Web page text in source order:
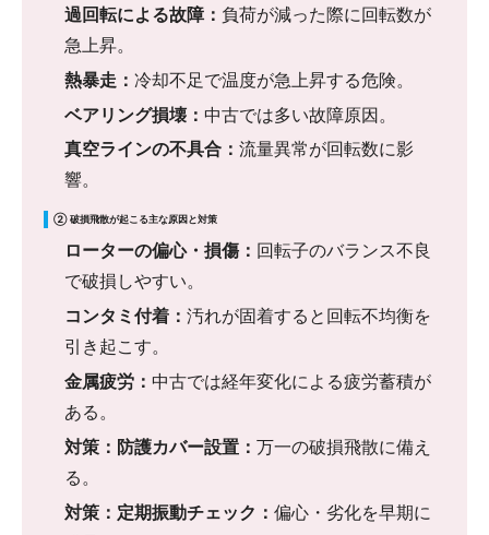
過回転による故障： 負荷が減った際に回転数が
急上昇。
熱暴走： 冷却不足で温度が急上昇する危険。
ベアリング損壊： 中古では多い故障原因。
真空ラインの不具合： 流量異常が回転数に影
響。
② 破損飛散が起こる主な原因と対策
ローターの偏心・損傷： 回転子のバランス不良
で破損しやすい。
コンタミ付着： 汚れが固着すると回転不均衡を
引き起こす。
金属疲労： 中古では経年変化による疲労蓄積が
ある。
対策：防護カバー設置： 万一の破損飛散に備え
る。
対策：定期振動チェック： 偏心・劣化を早期に